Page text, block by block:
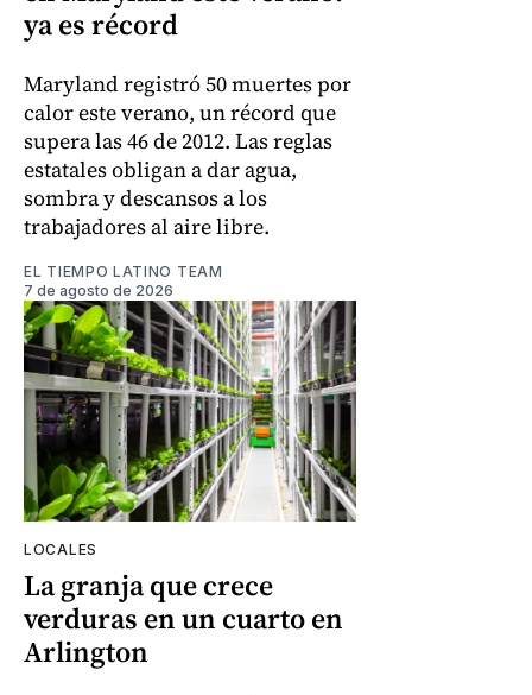
ya es récord
Maryland registró 50 muertes por
calor este verano, un récord que
supera las 46 de 2012. Las reglas
estatales obligan a dar agua,
sombra y descansos a los
trabajadores al aire libre.
EL TIEMPO LATINO TEAM
7 de agosto de 2026
LOCALES
La granja que crece
verduras en un cuarto en
Arlington